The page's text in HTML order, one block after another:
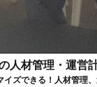
人材管理・運営
イズできる！人材管理